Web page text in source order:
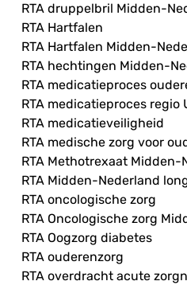
RTA druppelbril Midden-
RTA Hartfalen
RTA Hartfalen Midden-
RTA hechtingen Midden-
RTA medicatieproces
RTA medicatieproces regio
RTA medicatieveiligheid
RTA medische zorg voor
RTA Methotrexaat Midden-
RTA Midden-Nederland
RTA oncologische zorg
RTA Oncologische zorg
RTA Oogzorg diabetes
RTA ouderenzorg
RTA overdracht acute